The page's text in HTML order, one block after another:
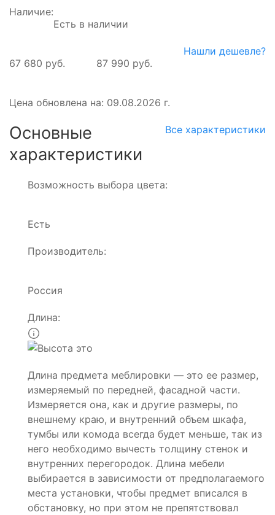
Наличие:
Есть в наличии
67 680 руб. 87 990 руб.
Нашли дешевле?
Цена обновлена на: 09.08.2026 г.
Основные
характеристики
Все характеристики
Возможность выбора цвета:
Есть
Производитель:
Россия
Длина:
Длина предмета меблировки — это ее размер,
измеряемый по передней, фасадной части.
Измеряется она, как и другие размеры, по
внешнему краю, и внутренний объем шкафа,
тумбы или комода всегда будет меньше, так из
него необходимо вычесть толщину стенок и
внутренних перегородок. Длина мебели
выбирается в зависимости от предполагаемого
места установки, чтобы предмет вписался в
обстановку, но при этом не препятствовал